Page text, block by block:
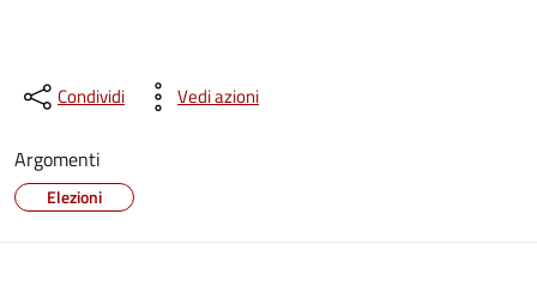
Condividi Vedi azioni
Argomenti
Elezioni